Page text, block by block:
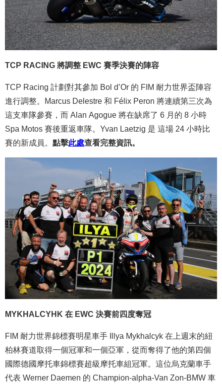
TCP RACING 將調整 EWC 賽季決賽的陣容
TCP Racing 計劃對其參加 Bol d’Or 的 FIM 耐力世界盃陣容
進行調整。Marcus Delestre 和 Félix Peron 將連續第三次為
這支車隊參賽，而 Alan Agogue 將在缺席了 6 月的 8 小時
Spa Motos 賽後重返車隊。Yvan Laetzig 是 這場 24 小時比
賽的新成員。 點擊此處查看完整資訊。
MYKHALCYHK 在 EWC 決賽前四度奪冠
FIM 耐力世界錦標賽明星車手 Illya Mykhalcyk 在上週末的紐
柏林賽道取得一個冠軍和一個亞軍，從而奪得了他的第四個
國際德國摩托車錦標賽超級摩托車組冠軍。這位烏克蘭車手
代表 Werner Daemen 的 Champion-alpha-Van Zon-BMW 車